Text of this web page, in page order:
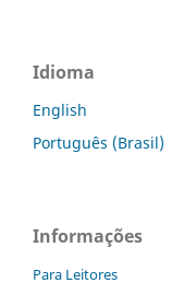
Idioma
English
Português (Brasil)
Informações
Para Leitores